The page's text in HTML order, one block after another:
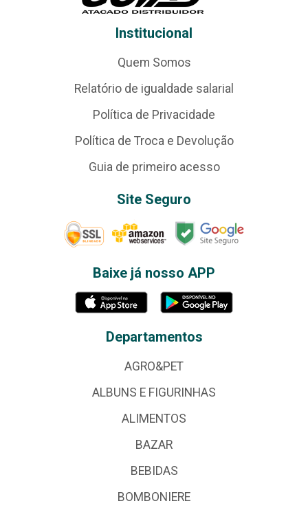
Institucional
Quem Somos
Relatório de igualdade salarial
Política de Privacidade
Política de Troca e Devolução
Guia de primeiro acesso
Site Seguro
Baixe já nosso APP
Departamentos
AGRO&PET
ALBUNS E FIGURINHAS
ALIMENTOS
BAZAR
BEBIDAS
BOMBONIERE